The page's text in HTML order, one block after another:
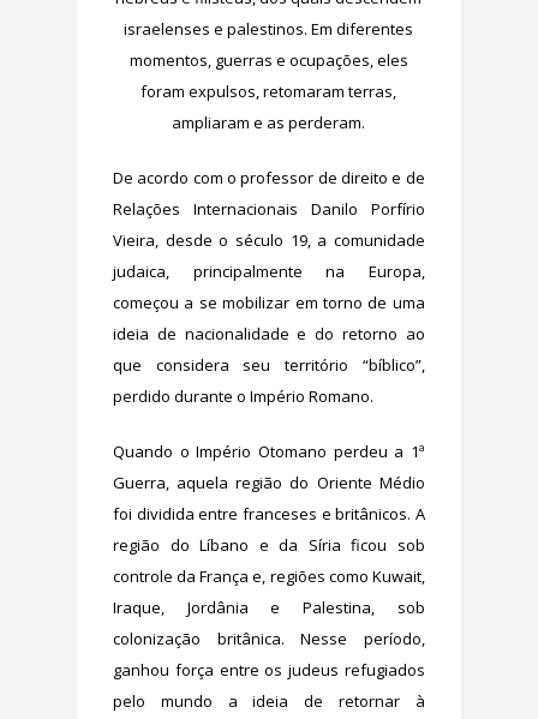
israelenses e palestinos. Em diferentes
momentos, guerras e ocupações, eles
foram expulsos, retomaram terras,
ampliaram e as perderam.
De acordo com o professor de direito e de
Relações Internacionais Danilo Porfírio
Vieira, desde o século 19, a comunidade
judaica, principalmente na Europa,
começou a se mobilizar em torno de uma
ideia de nacionalidade e do retorno ao
que considera seu território “bíblico”,
perdido durante o Império Romano.
Quando o Império Otomano perdeu a 1ª
Guerra, aquela região do Oriente Médio
foi dividida entre franceses e britânicos. A
região do Líbano e da Síria ficou sob
controle da França e, regiões como Kuwait,
Iraque, Jordânia e Palestina, sob
colonização britânica. Nesse período,
ganhou força entre os judeus refugiados
pelo mundo a ideia de retornar à